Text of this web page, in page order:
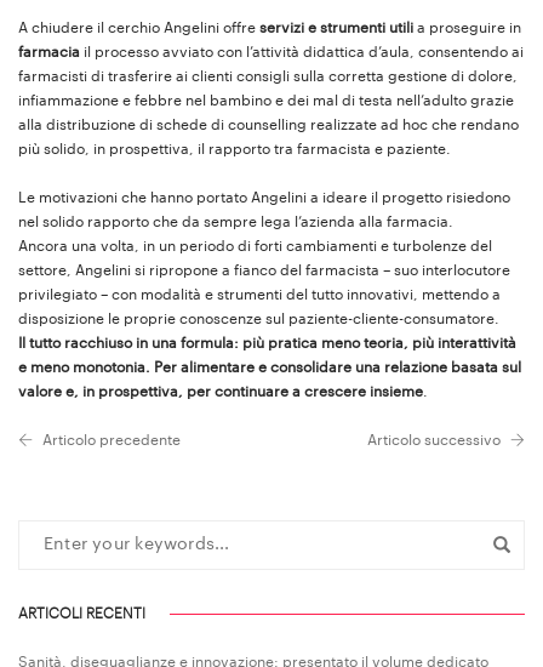
A chiudere il cerchio Angelini offre servizi e strumenti utili a proseguire in
farmacia il processo avviato con l’attività didattica d’aula, consentendo ai
farmacisti di trasferire ai clienti consigli sulla corretta gestione di dolore,
infiammazione e febbre nel bambino e dei mal di testa nell’adulto grazie
alla distribuzione di schede di counselling realizzate ad hoc che rendano
più solido, in prospettiva, il rapporto tra farmacista e paziente.
Le motivazioni che hanno portato Angelini a ideare il progetto risiedono
nel solido rapporto che da sempre lega l’azienda alla farmacia.
Ancora una volta, in un periodo di forti cambiamenti e turbolenze del
settore, Angelini si ripropone a fianco del farmacista – suo interlocutore
privilegiato – con modalità e strumenti del tutto innovativi, mettendo a
disposizione le proprie conoscenze sul paziente-cliente-consumatore.
Il tutto racchiuso in una formula: più pratica meno teoria, più interattività
e meno monotonia. Per alimentare e consolidare una relazione basata sul
valore e, in prospettiva, per continuare a crescere insieme
Articolo precedente Articolo successivo
ARTICOLI RECENTI
Sanità, diseguaglianze e innovazione: presentato il volume dedicato